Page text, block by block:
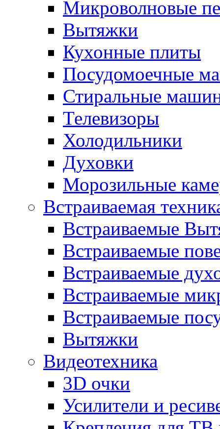
Микроволновые
Вытяжки
Кухонные плиты
Посудомоечные
Стиральные
Телевизоры
Холодильники
Духовки
Морозильные
Встраиваемая
Встраиваемые
Встраиваемые
Встраиваемые
Встраиваемые
Встраиваемые
Вытяжки
Видеотехника
3D очки
Усилители и